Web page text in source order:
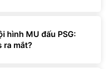
hình MU đấu PSG:
ra mắt?